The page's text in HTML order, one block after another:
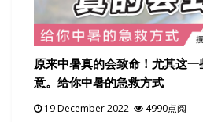
原来中暑真的会致命！尤其这
意。给你中暑的急救方式
19 December 2022 4990点阅